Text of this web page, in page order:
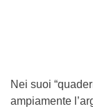
Nei suoi
ampiamente